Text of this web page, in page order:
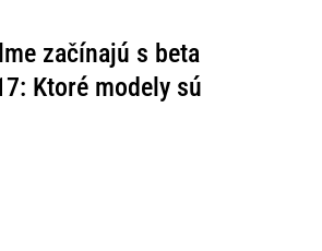
začínajú s beta
Ktoré modely sú